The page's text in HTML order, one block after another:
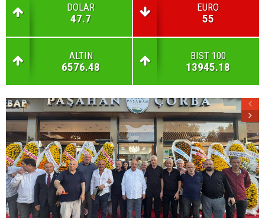
DOLAR
47.7
EURO
55
ALTIN
6576.48
BIST 100
13945.18